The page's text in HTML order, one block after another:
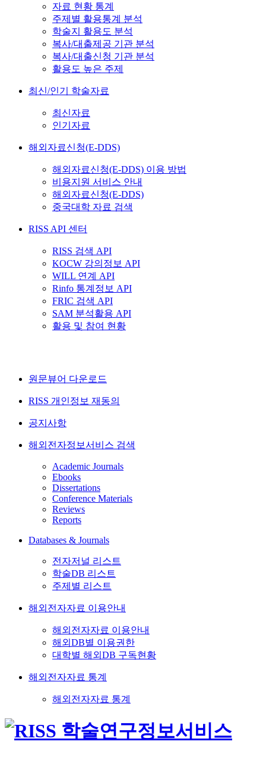
자료 현황 통계
주제별 활용통계 분석
학술지 활용도 분석
복사/대출제공 기관 분석
복사/대출신청 기관 분석
활용도 높은 주제
최신/인기 학술자료
최신자료
인기자료
해외자료신청(E-DDS)
해외자료신청(E-DDS) 이용 방법
비용지원 서비스 안내
해외자료신청(E-DDS)
중국대학 자료 검색
RISS API 센터
RISS 검색 API
KOCW 강의정보 API
WILL 연계 API
Rinfo 통계정보 API
FRIC 검색 API
SAM 분석활용 API
활용 및 참여 현황
원문뷰어 다운로드
RISS 개인정보 재동의
공지사항
해외전자정보서비스 검색
Academic Journals
Ebooks
Dissertations
Conference Materials
Reviews
Reports
Databases & Journals
전자저널 리스트
학술DB 리스트
주제별 리스트
해외전자자료 이용안내
해외전자자료 이용안내
해외DB별 이용권한
대학별 해외DB 구독현황
해외전자자료 통계
해외전자자료 통계